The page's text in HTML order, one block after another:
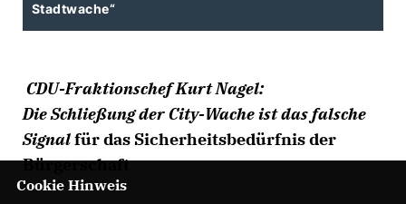
Stadtwache“
CDU-Fraktionschef Kurt Nagel:
Die Schließung der City-Wache ist das falsche
Signalfür das Sicherheitsbedürfnis der
Bürgerschaft
Cookie Hinweis